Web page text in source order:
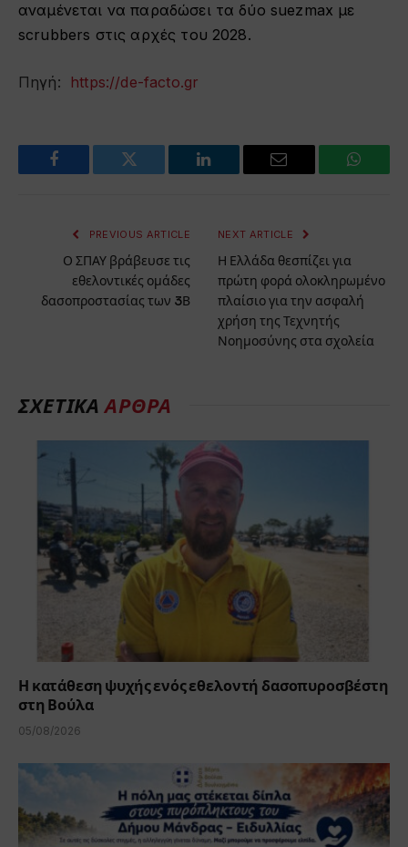
αναμένεται να παραδώσει τα δύο suezmax με
scrubbers στις αρχές του 2028.
Πηγή: https://de-facto.gr
Facebook Twitter LinkedIn Email
PREVIOUS ARTICLE
Ο ΣΠΑΥ βράβευσε τις
εθελοντικές ομάδες
δασοπροστασίας των 3Β
NEXT ARTICLE
Η Ελλάδα θεσπίζει για
πρώτη φορά ολοκληρωμένο
πλαίσιο για την ασφαλή
χρήση της Τεχνητής
Νοημοσύνης στα σχολεία
ΣΧΕΤΙΚΑΑΡΘΡΑ
Η κατάθεση ψυχής ενός εθελοντή δασοπυροσβέστη
στη Βούλα
05/08/2026